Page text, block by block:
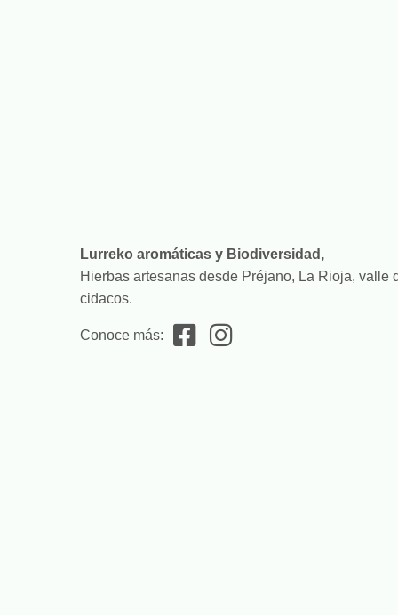
Lurreko aromáticas y Biodiversidad,
Hierbas artesanas desde Préjano, La Rioja, valle
cidacos.
Conoce más: